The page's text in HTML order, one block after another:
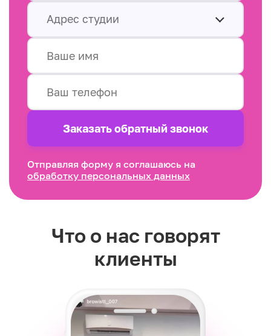
Адрес студии
Заказать обратный звонок
Отправляя форму я соглашаюсь на
обработку персональных данных
Что о нас говорят
клиенты